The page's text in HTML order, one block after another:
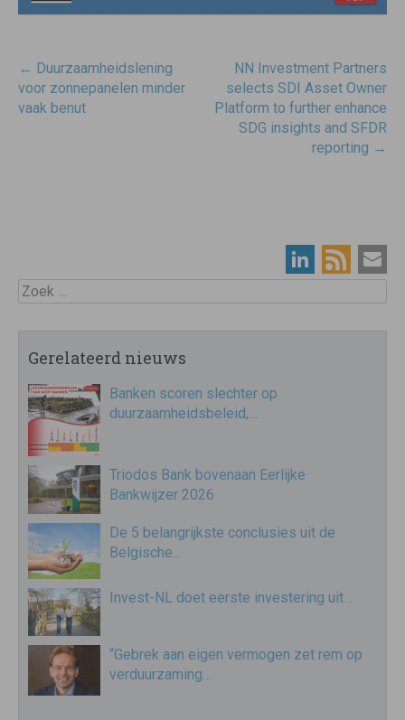
Post
navigatie
← Duurzaamheidslening
voor zonnepanelen minder
vaak benut
NN Investment Partners
selects SDI Asset Owner
Platform to further enhance
SDG insights and SFDR
reporting →
Zoek
Gerelateerd nieuws
Banken scoren slechter op
duurzaamheidsbeleid,…
Triodos Bank bovenaan Eerlijke
Bankwijzer 2026
De 5 belangrijkste conclusies uit de
Belgische…
Invest-NL doet eerste investering uit…
“Gebrek aan eigen vermogen zet rem op
verduurzaming…